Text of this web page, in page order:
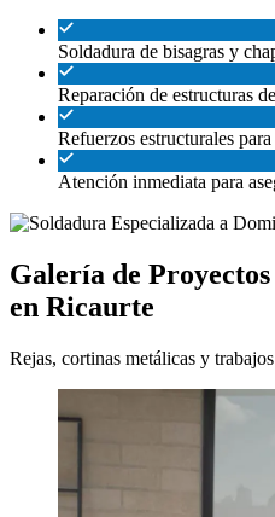
Soldadura de bisagras y
Reparación de estructuras
Refuerzos estructurales
Atención inmediata para
Galería de
en Ricaurte
Rejas, cortinas metálicas y